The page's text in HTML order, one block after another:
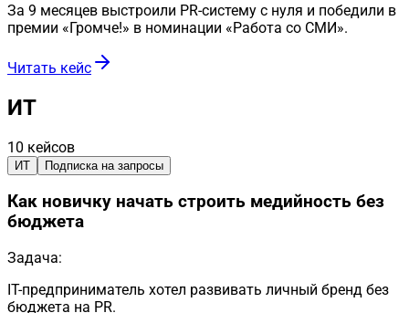
За 9 месяцев выстроили PR-систему с нуля и победили в
премии «Громче!» в номинации «Работа со СМИ».
Читать кейс
ИТ
10 кейсов
ИТ Подписка на запросы
Как новичку начать строить медийность без
бюджета
Задача:
IT-предприниматель хотел развивать личный бренд без
бюджета на PR.